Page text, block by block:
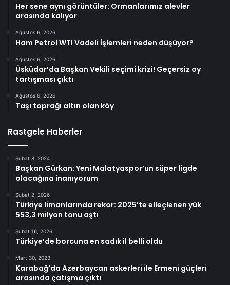
Her sene aynı görüntüler: Ormanlarımız alevler
arasında kalıyor
Ağustos 6, 2026
Ham Petrol WTI Vadeli İşlemleri neden düşüyor?
Ağustos 6, 2026
Üsküdar’da Başkan Vekili seçimi krizi! Geçersiz oy
tartışması çıktı
Ağustos 6, 2026
Taşı toprağı altın olan köy
Rastgele Haberler
Şubat 8, 2024
Başkan Gürkan: Yeni Malatyaspor’un süper ligde
olacağına inanıyorum
Şubat 2, 2026
Türkiye limanlarında rekor: 2025’te elleçlenen yük
553,3 milyon tonu aştı
Şubat 16, 2026
Türkiye’de borcuna en sadık il belli oldu
Mart 30, 2023
Karabağ’da Azerbaycan askerleri ile Ermeni güçleri
arasında çatışma çıktı